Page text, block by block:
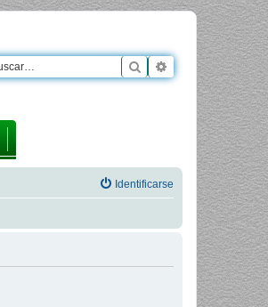
Buscar Búsqueda
Identificarse